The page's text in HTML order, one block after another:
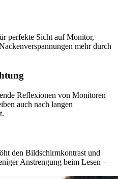
perfekte Sicht auf Monitor,
mehr durch
Reflexionen von Monitoren
auch nach langen
den Bildschirmkontrast und
Anstrengung beim Lesen –